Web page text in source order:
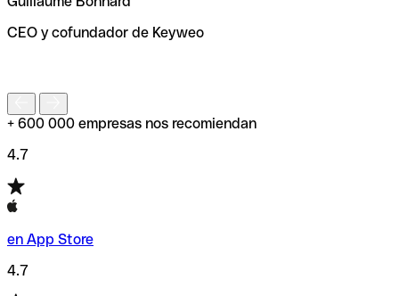
de enviar tu transferencia.
CEO y cofundador de Keyweo
+ 600 000 empresas nos recomiendan
4.7
en App Store
4.7